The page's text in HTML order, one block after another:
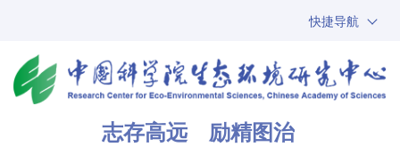
快捷导航
ARP
邮箱
志存高远 励精图治